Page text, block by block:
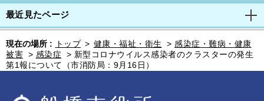
最近見たページ
現在の場所 : トップ > 健康・福祉・衛生 > 感染症・難病・健康
被害 > 感染症 > 新型コロナウイルス感染者のクラスターの発生
第1報について（市消防局：9月16日）